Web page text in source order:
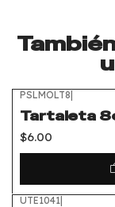
PSLMOLT8
Tartaleta
$6.00
UTE1041|